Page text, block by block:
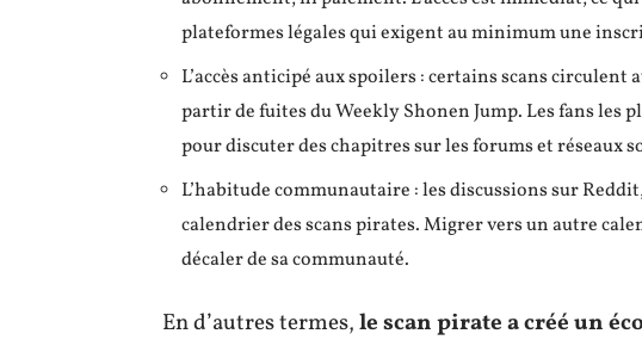
plateformes légales qui exigent au minimum une
L’accès anticipé aux spoilers : certains scans
partir de fuites du Weekly Shonen Jump. Les fans les
pour discuter des chapitres sur les forums et réseaux
L’habitude communautaire : les discussions sur
calendrier des scans pirates. Migrer vers un autre
décaler de sa communauté.
En d’autres termes,le scan pirate a créé un